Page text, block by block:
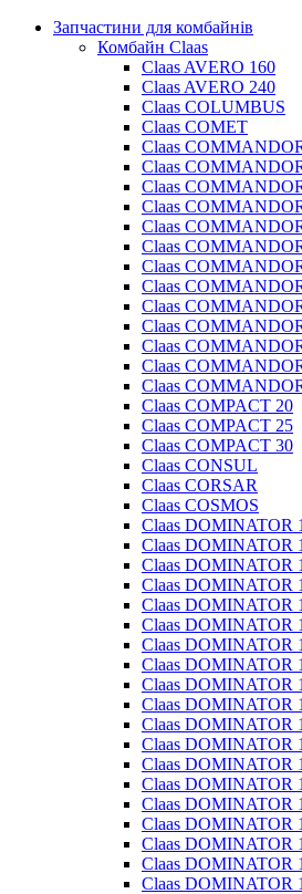
Запчастини для комбайнів
Комбайн Claas
Claas AVERO 160
Claas AVERO 240
Claas COLUMBUS
Claas COMET
Claas
Claas
Claas
Claas
Claas
Claas
Claas
Claas
Claas
Claas
Claas
Claas
Claas
Claas COMPACT 20
Claas COMPACT 25
Claas COMPACT 30
Claas CONSUL
Claas CORSAR
Claas COSMOS
Claas DOMINATOR
Claas DOMINATOR
Claas DOMINATOR
Claas DOMINATOR
Claas DOMINATOR
Claas DOMINATOR
Claas DOMINATOR
Claas DOMINATOR
Claas DOMINATOR
Claas DOMINATOR
Claas DOMINATOR
Claas DOMINATOR
Claas DOMINATOR
Claas DOMINATOR
Claas DOMINATOR
Claas DOMINATOR
Claas DOMINATOR
Claas DOMINATOR
Claas DOMINATOR